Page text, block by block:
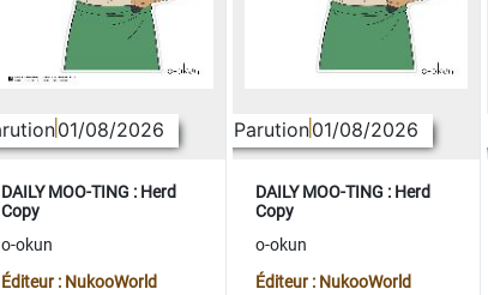
01/08/2026
DAILY MOO-TING : Herd
Copy
o-okun
Éditeur : NukooWorld
Parution01/08/2026
DAILY MOO-TING : Herd
Copy
o-okun
Éditeur : NukooWorld